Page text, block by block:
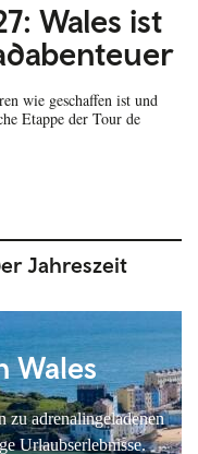
Wales ist
wie geschaffen ist und
Etappe der Tour de
Jahreszeit
Wales
zu adrenalingeladenen
Urlaubserlebnisse.